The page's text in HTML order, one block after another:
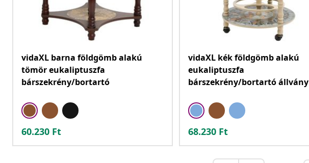
vidaXL barna földgömb alakú
tömör eukaliptuszfa
bárszekrény/bortartó
60.230 Ft
vidaXL kék földgömb alakú
eukaliptuszfa
bárszekrény/bortartó állvány
68.230 Ft